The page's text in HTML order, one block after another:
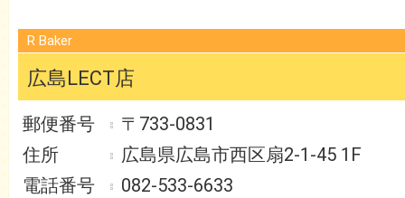
R Baker
広島LECT店
〒733-0831
広島県広島市西区扇2-1-45 1F
082-533-6633